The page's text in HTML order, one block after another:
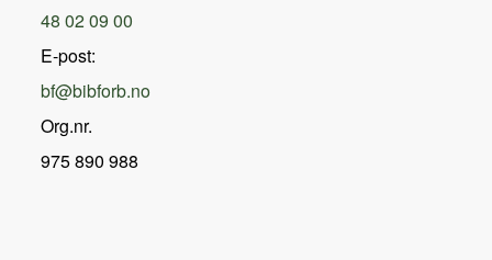
48 02 09 00
E-post:
bf@bibforb.no
Org.nr.
975 890 988